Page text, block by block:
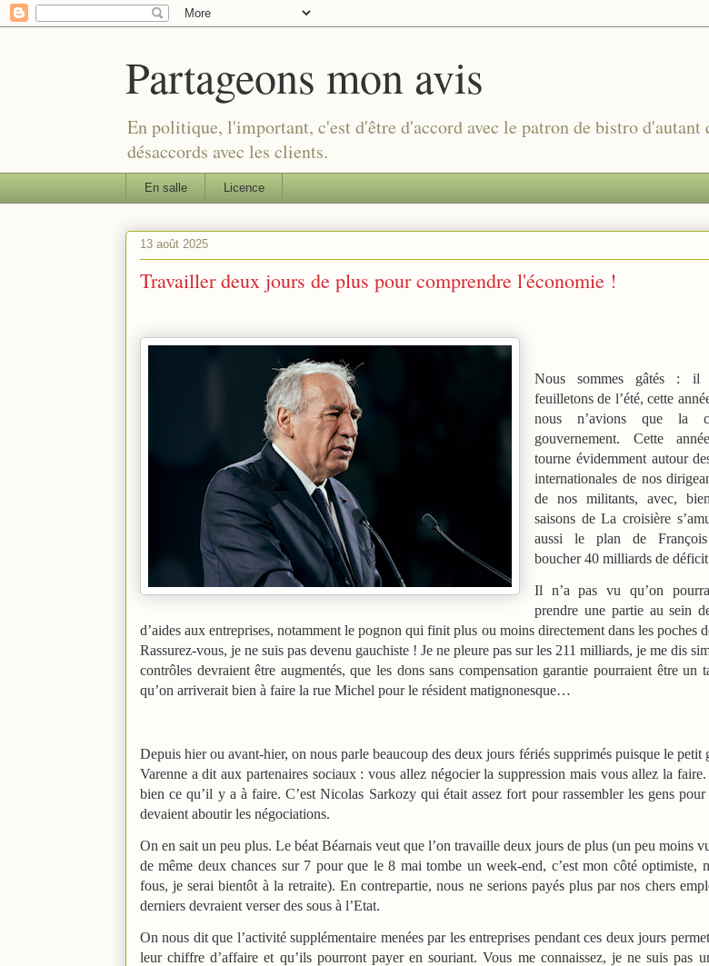
Partageons mon avis
En politique, l'important, c'est d'être d'accord avec le patron de bistro d'autant
désaccords avec les clients.
En salle Licence
13 août 2025
Travailler deux jours de plus pour comprendre l'économie !
Nous sommes gâtés : il
feuilletons de l’été, cette
nous n’avions que la
gouvernement. Cette
tourne évidemment autour
internationales de nos
de nos militants, avec,
saisons de La croisière
aussi le plan de
boucher 40 milliards de
Il n’a pas vu qu’on
prendre une partie au sein
d’aides aux entreprises, notamment le pognon qui finit plus ou moins directement dans les poches
Rassurez-vous, je ne suis pas devenu gauchiste ! Je ne pleure pas sur les 211 milliards, je me dis
contrôles devraient être augmentés, que les dons sans compensation garantie pourraient être un
qu’on arriverait bien à faire la rue Michel pour le résident matignonesque…
Depuis hier ou avant-hier, on nous parle beaucoup des deux jours fériés supprimés puisque le petit
Varenne a dit aux partenaires sociaux : vous allez négocier la suppression mais vous allez la faire.
bien ce qu’il y a à faire. C’est Nicolas Sarkozy qui était assez fort pour rassembler les gens
devaient aboutir les négociations.
On en sait un peu plus. Le béat Béarnais veut que l’on travaille deux jours de plus (un peu moins
de même deux chances sur 7 pour que le 8 mai tombe un week-end, c’est mon côté optimiste,
fous, je serai bientôt à la retraite). En contrepartie, nous ne serions payés plus par nos chers
derniers devraient verser des sous à l’Etat.
On nous dit que l’activité supplémentaire menées par les entreprises pendant ces deux jours
leur chiffre d’affaire et qu’ils pourront payer en souriant. Vous me connaissez, je ne suis pas